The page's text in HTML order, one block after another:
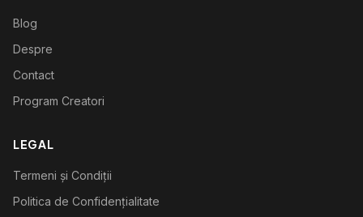
Blog
Despre
Contact
Program Creatori
LEGAL
Termeni și Condiții
Politica de Confidențialitate